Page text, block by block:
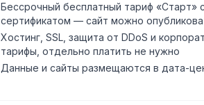
Бессрочный бесплатный тариф «Старт»
сертификатом — сайт можно
Хостинг, SSL, защита от DDoS и
тарифы, отдельно платить не нужно
Данные и сайты размещаются в дата-